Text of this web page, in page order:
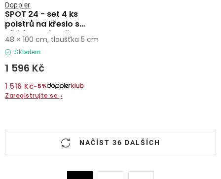
SPOT 24 - set 4 ks
polstrů na křeslo s
nízkým opěradlem
Doppler
Skladem
1 596 Kč
1 516 Kč−5%
Zaregistrujte se ›
48 × 100 cm, tloušťka 5 cm
O
NAČÍST 36 DALŠÍCH